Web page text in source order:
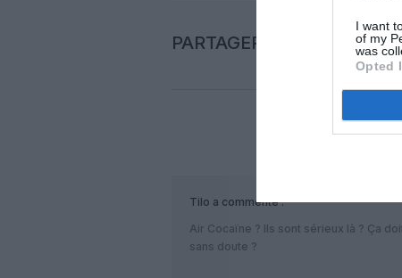
I want
of my
was
Opted
PARTAGER L'ARTICLE
Tilo a commenté :
Air Cocaïne ? Ils sont sérieux là ? Ça
sans doute ?